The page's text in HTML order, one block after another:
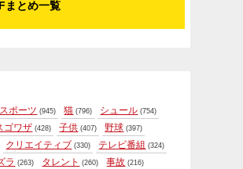
まとめ一覧
スポーツ (945) 猫 (796) シュール (754)
ゴワザ (428) 子供 (407) 野球 (397)
クリエイティブ (330) テレビ番組 (324)
ラ (263) タレント (260) 事故 (216)